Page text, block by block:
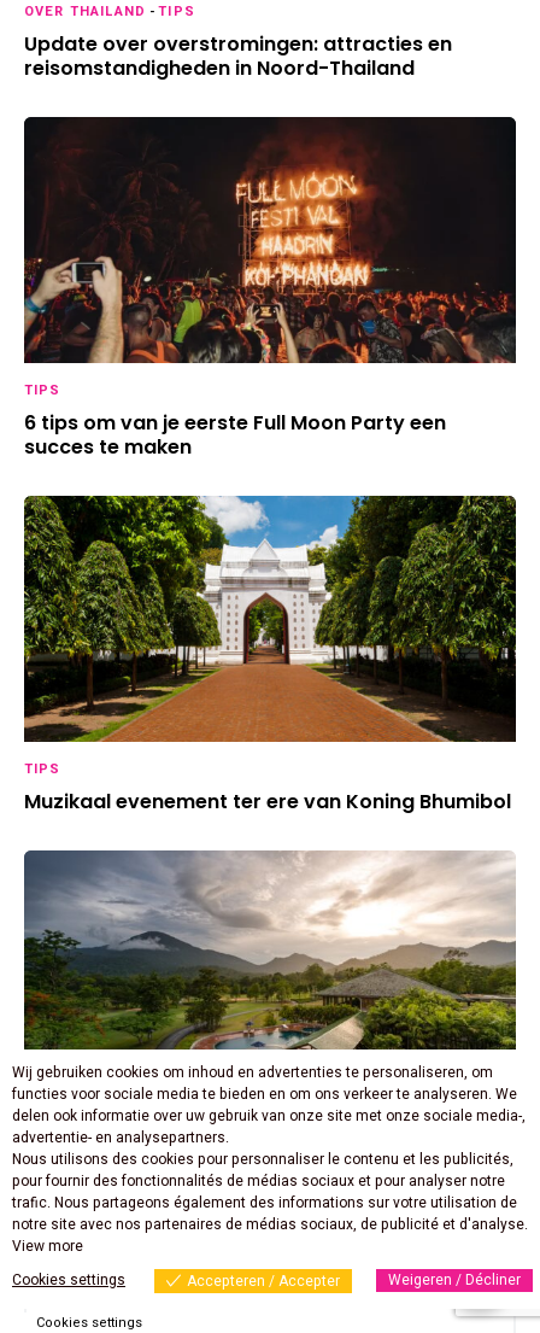
OVER THAILAND -TIPS
Update over overstromingen: attracties en
reisomstandigheden in Noord-Thailand
TIPS
6 tips om van je eerste Full Moon Party een
succes te maken
TIPS
Muzikaal evenement ter ere van Koning Bhumibol
ACTIVITEITEN
Balletje slaan? – Golfen Thailand
Nieuwsbrief
Wij gebruiken cookies om inhoud en advertenties te personaliseren, om
functies voor sociale media te bieden en om ons verkeer te analyseren. We
delen ook informatie over uw gebruik van onze site met onze sociale media-,
advertentie- en analysepartners.
Nous utilisons des cookies pour personnaliser le contenu et les publicités,
pour fournir des fonctionnalités de médias sociaux et pour analyser notre
trafic. Nous partageons également des informations sur votre utilisation de
notre site avec nos partenaires de médias sociaux, de publicité et d'analyse.
View more
Cookies settings
Accepteren / Accepter Weigeren / Décliner
Cookies settings